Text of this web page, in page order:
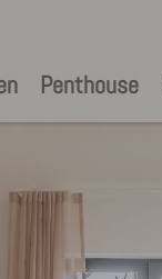
Penthouse